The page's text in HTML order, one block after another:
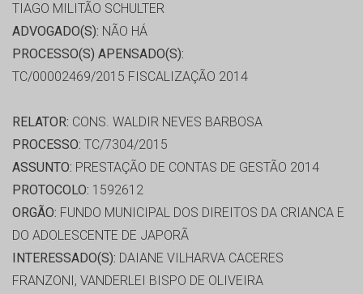
TIAGO MILITÃO SCHULTER
ADVOGADO(S): NÃO HÁ
PROCESSO(S) APENSADO(S):
TC/00002469/2015 FISCALIZAÇÃO 2014
RELATOR: CONS. WALDIR NEVES BARBOSA
PROCESSO: TC/7304/2015
ASSUNTO: PRESTAÇÃO DE CONTAS DE GESTÃO 2014
PROTOCOLO: 1592612
ORGÃO: FUNDO MUNICIPAL DOS DIREITOS DA CRIANCA E
DO ADOLESCENTE DE JAPORÃ
INTERESSADO(S): DAIANE VILHARVA CACERES
FRANZONI, VANDERLEI BISPO DE OLIVEIRA